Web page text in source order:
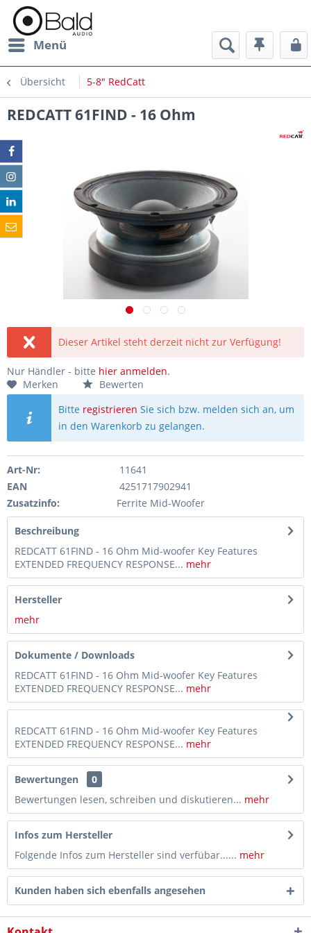
Menü
Übersicht 5-8" RedCatt
REDCATT 61FIND - 16 Ohm
Dieser Artikel steht derzeit nicht zur Verfügung!
Nur Händler - bitte hier anmelden.
Merken
Bewerten
Bitte registrieren Sie sich bzw. melden sich an, um
in den Warenkorb zu gelangen.
Art-Nr:
11641
EAN
4251717902941
Zusatzinfo:
Ferrite Mid-Woofer
Beschreibung
REDCATT 61FIND - 16 Ohm Mid-woofer Key Features
EXTENDED FREQUENCY RESPONSE... mehr
Hersteller
mehr
Dokumente / Downloads
REDCATT 61FIND - 16 Ohm Mid-woofer Key Features
EXTENDED FREQUENCY RESPONSE... mehr
REDCATT 61FIND - 16 Ohm Mid-woofer Key Features
EXTENDED FREQUENCY RESPONSE... mehr
Bewertungen
0
Bewertungen lesen, schreiben und diskutieren... mehr
Infos zum Hersteller
Folgende Infos zum Hersteller sind verfübar...... mehr
Kunden haben sich ebenfalls angesehen